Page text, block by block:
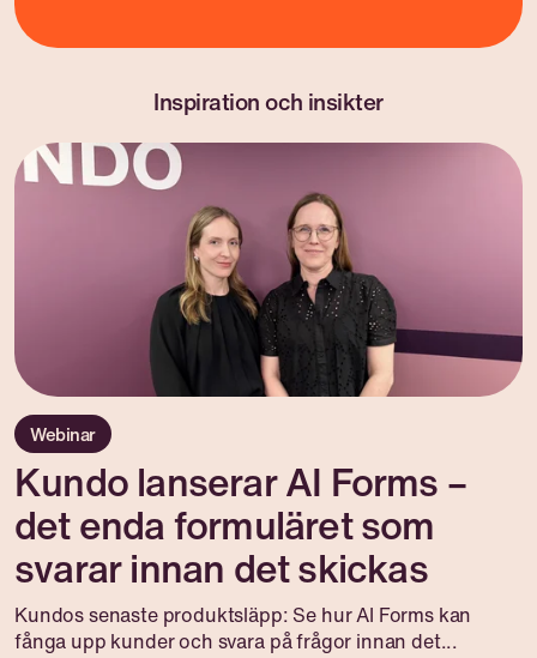
Inspiration och insikter
Webinar
Kundo lanserar AI Forms –
det enda formuläret som
svarar innan det skickas
Kundos senaste produktsläpp: Se hur AI Forms kan
fånga upp kunder och svara på frågor innan det...